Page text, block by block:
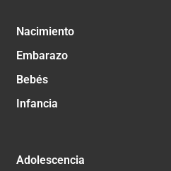
Nacimiento
Embarazo
Bebés
Infancia
Adolescencia